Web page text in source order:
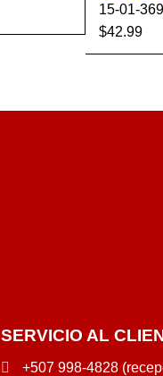
VISTA
15-01-
$42.99
AÑADIR
SERVICIO AL
+507 998-4828